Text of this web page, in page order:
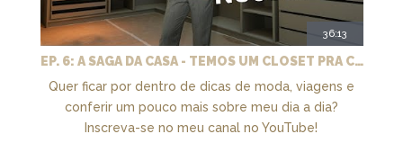
36:13
EP. 6: A SAGA DA CASA - TEMOS UM CLOSET PRA CHAMAR DE NOSSO + MARCENARIA E PAISAGISMO
Quer ficar por dentro de dicas de moda, viagens e
conferir um pouco mais sobre meu dia a dia?
Inscreva-se no meu canal no YouTube!